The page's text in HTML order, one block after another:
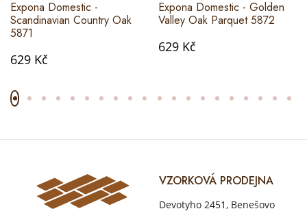
Expona Domestic -
Scandinavian Country Oak
5871
629 Kč
Expona Domestic - Golden
Valley Oak Parquet 5872
629 Kč
VZORKOVÁ PRODEJNA
Devotyho 2451, Benešovo